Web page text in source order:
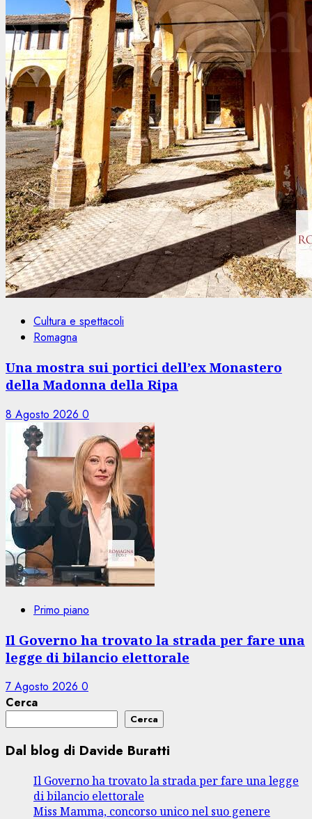
Cultura e spettacoli
Romagna
Una mostra sui portici dell’ex Monastero
della Madonna della Ripa
8 Agosto 2026 0
Primo piano
Il Governo ha trovato la strada per fare una
legge di bilancio elettorale
7 Agosto 2026 0
Cerca
Cerca
Dal blog di Davide Buratti
Il Governo ha trovato la strada per fare una legge
di bilancio elettorale
Miss Mamma, concorso unico nel suo genere